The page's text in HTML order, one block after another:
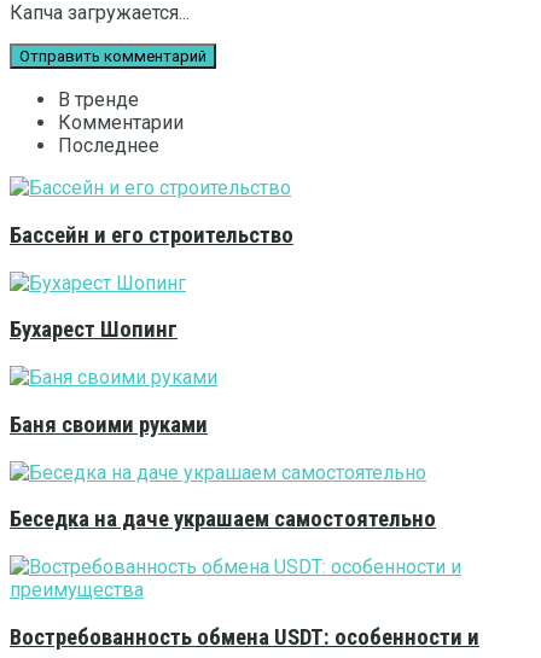
Капча загружается...
В тренде
Комментарии
Последнее
Бассейн и его строительство
Бухарест Шопинг
Баня своими руками
Беседка на даче украшаем самостоятельно
Востребованность обмена USDT: особенности и